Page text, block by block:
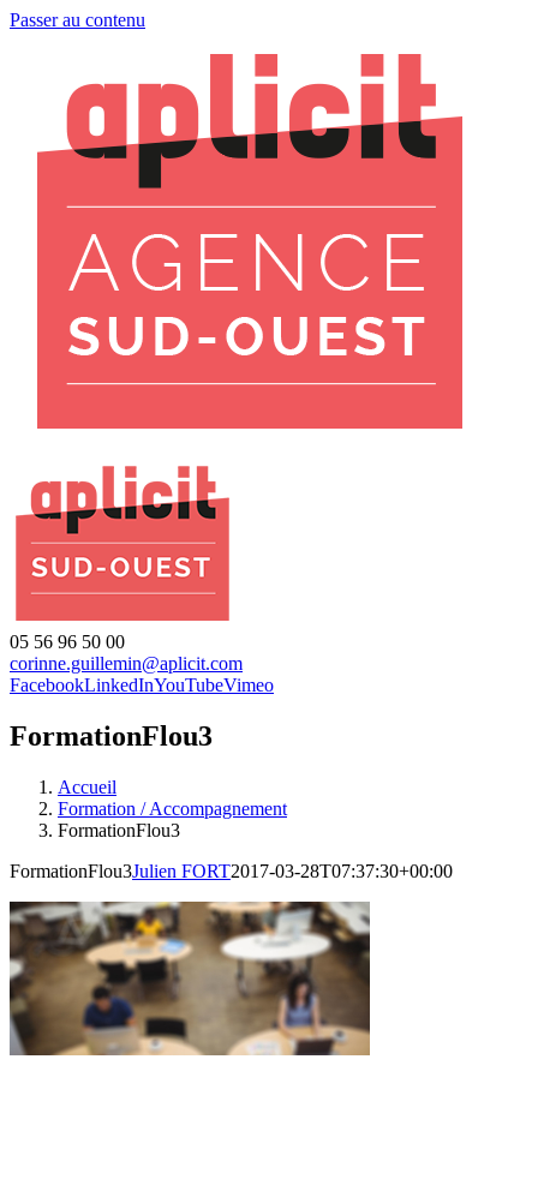
Passer au contenu
05 56 96 50 00
corinne.guillemin@aplicit.com
FacebookLinkedInYouTubeVimeo
FormationFlou3
Accueil
Formation / Accompagnement
FormationFlou3
FormationFlou3Julien FORT2017-03-28T07:37:30+00:00